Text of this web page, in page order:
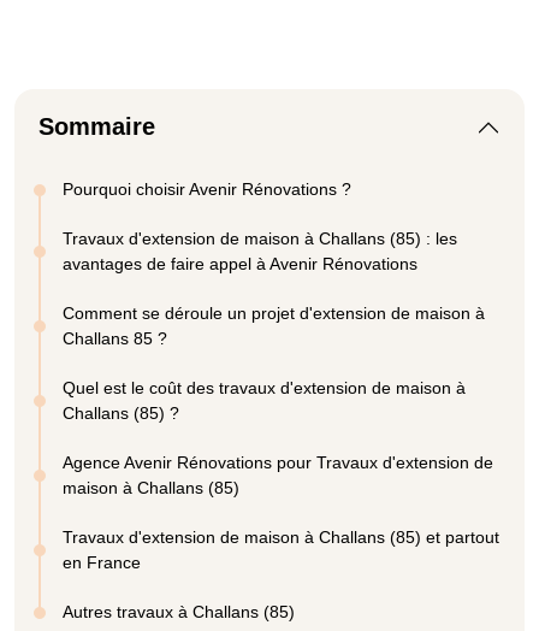
Sommaire
Pourquoi choisir Avenir Rénovations ?
Travaux d'extension de maison à Challans (85) : les
avantages de faire appel à Avenir Rénovations
Comment se déroule un projet d'extension de maison à
Challans 85 ?
Quel est le coût des travaux d'extension de maison à
Challans (85) ?
Agence Avenir Rénovations pour Travaux d'extension de
maison à Challans (85)
Travaux d'extension de maison à Challans (85) et partout
en France
Autres travaux à Challans (85)